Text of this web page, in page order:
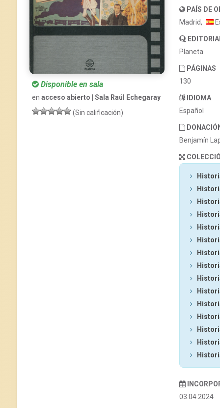
Disponible en sala
en acceso abierto | Sala Raúl Echegaray
(Sin calificación)
PAÍS DE
Madrid,
Planeta
PÁGINAS
130
IDIOMA
Español
Benjamín
03.04.2024